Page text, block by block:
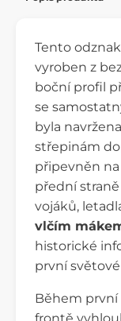
Tento
vyroben z
boční profil
se
byla
střepinám
připevněn
přední
vojáků,
vlčím
historické
první
Během první
frontě